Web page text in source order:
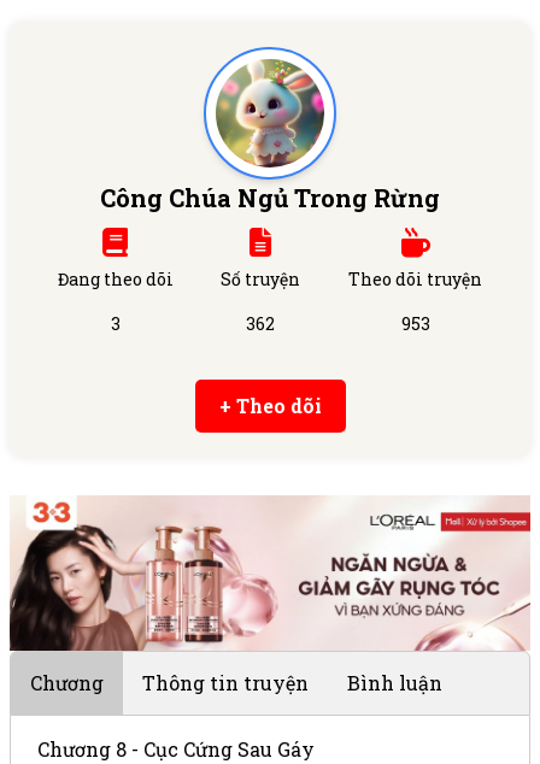
Công Chúa Ngủ Trong Rừng
Đang theo dõi
3
Số truyện
362
Theo dõi truyện
953
+ Theo dõi
Chương Thông tin truyện Bình luận
Chương 8 - Cục Cứng Sau Gáy